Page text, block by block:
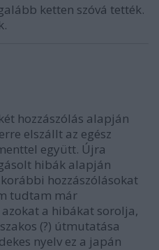
ketten szóvá tették.
hozzászólás alapján
elszállt az egész
együtt. Újra
hibák alapján
hozzászólásokat
tudtam már
a hibákat sorolja,
(?) útmutatása
nyelv ez a japán